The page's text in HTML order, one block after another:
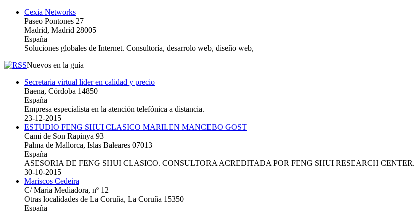
Cexia Networks
Paseo Pontones 27
Madrid, Madrid 28005
España
Soluciones globales de Internet. Consultoría, desarrolo web, diseño web,
Nuevos en la guía
Secretaria virtual lider en calidad y precio
Baena, Córdoba 14850
España
Empresa especialista en la atención telefónica a distancia.
23-12-2015
ESTUDIO FENG SHUI CLASICO MARILEN MANCEBO GOST
Cami de Son Rapinya 93
Palma de Mallorca, Islas Baleares 07013
España
ASESORIA DE FENG SHUI CLASICO. CONSULTORA ACREDITADA POR FENG SHUI RESEARCH CENTER.
30-10-2015
Mariscos Cedeira
C/ Maria Mediadora, nº 12
Otras localidades de La Coruña, La Coruña 15350
España